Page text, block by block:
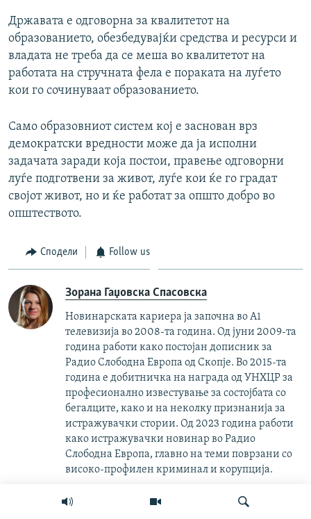
Државата е одговорна за квалитетот на
образованието, обезбедувајќи средства и ресурси и
владата не треба да се меша во квалитетот на
работата на стручната фела е пораката на луѓето
кои го сочинуваат образованието.
Само образовниот систем кој е заснован врз
демократски вредности може да ја исполни
задачата заради која постои, правење одговорни
луѓе подготвени за живот, луѓе кои ќе го градат
својот живот, но и ќе работат за општо добро во
општеството.
Сподели Follow us
Зорана Гаџовска Спасовска
Новинарската кариера ја започна во А1
телевизија во 2008-та година. Од јуни 2009-та
година работи како постојан дописник за
Радио Слободна Европа од Скопје. Во 2015-та
година е добитничка на награда од УНХЦР за
професионално известување за состојбата со
бегалците, како и на неколку признанија за
истражувачки стории. Од 2023 година работи
како истражувачки новинар во Радио
Слободна Европа, главно на теми поврзани со
високо-профилен криминал и корупција.
This item is part of